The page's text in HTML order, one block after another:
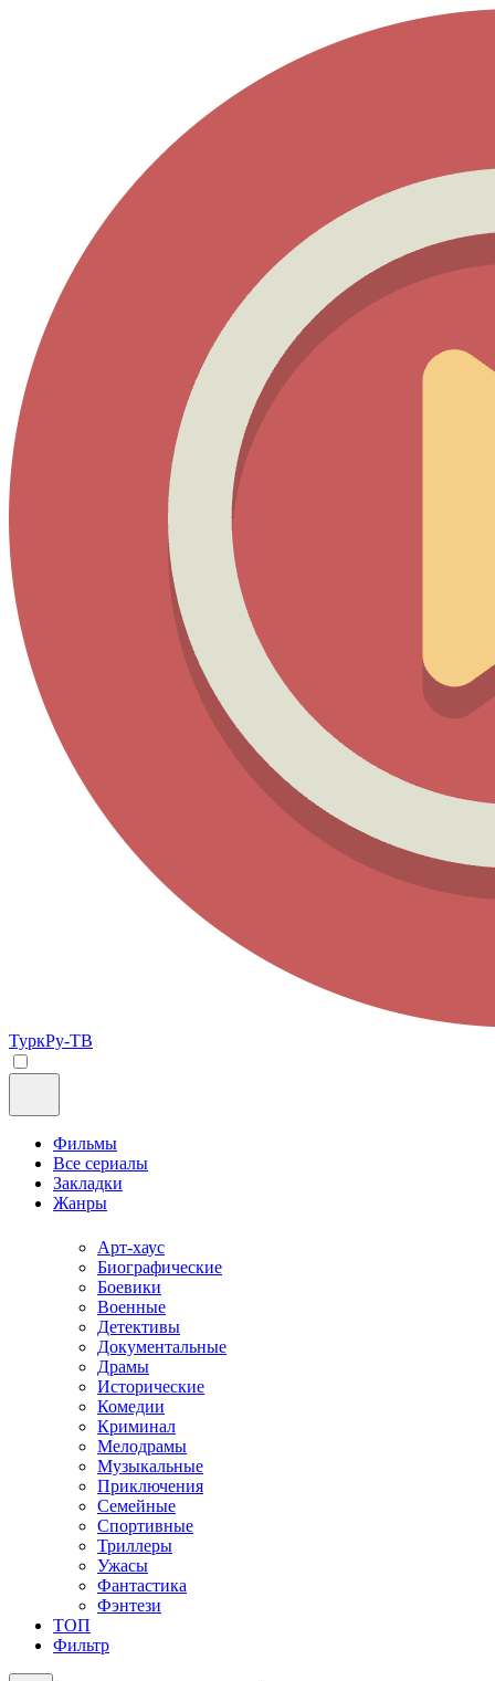
ТуркРу-ТВ
Фильмы
Все сериалы
Закладки
Жанры
Арт-хаус
Биографические
Боевики
Военные
Детективы
Документальные
Драмы
Исторические
Комедии
Криминал
Мелодрамы
Музыкальные
Приключения
Семейные
Спортивные
Триллеры
Ужасы
Фантастика
Фэнтези
ТОП
Фильтр